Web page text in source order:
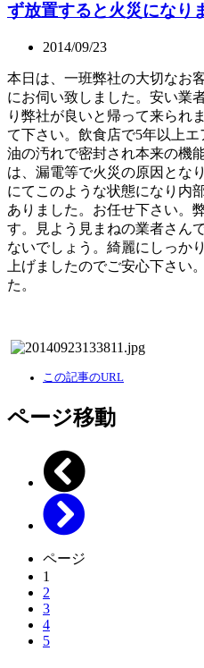
ず放置すると火災になり
2014/09/23
本日は、一班弊社の大切なお
にお伺い致しました。安い業
り弊社が良いと帰って来られ
て下さい。飲食店で5年以上
油の汚れで密封され本来の機
は、漏電等で火災の原因とな
にてこのような状態になり内
ありました。お任せ下さい。
す。見よう見まねの業者さん
ないでしょう。綺麗にしっか
上げましたのでご安心下さい
た。
この記事のURL
ページ移動
ページ
1
2
3
4
5